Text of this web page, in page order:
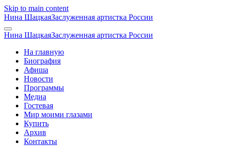
Skip to main content
Нина ШацкаяЗаслуженная артистка России
Нина ШацкаяЗаслуженная артистка России
На главную
Биография
Афиша
Новости
Программы
Медиа
Гостевая
Мир моими глазами
Купить
Архив
Контакты